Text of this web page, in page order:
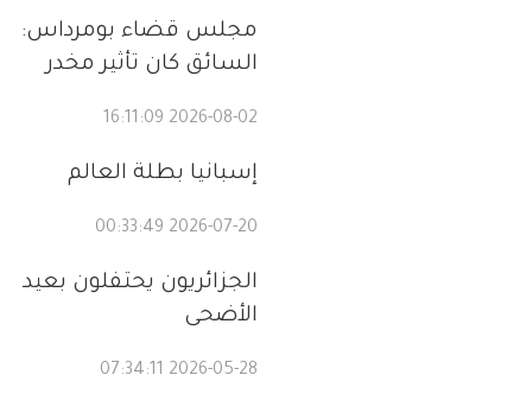
مجلس قضاء بومرداس:
السائق كان تأثير مخدر
2026-08-02 16:11:09
إسبانيا بطلة العالم
2026-07-20 00:33:49
الجزائريون يحتفلون بعيد
الأضحى
2026-05-28 07:34:11